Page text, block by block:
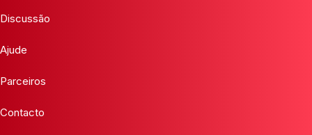
Discussão
Ajude
Parceiros
Contacto